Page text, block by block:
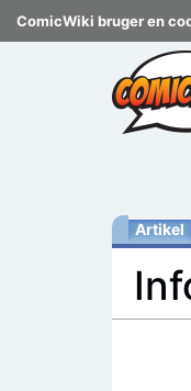
ComicWiki bruger en
Artikel